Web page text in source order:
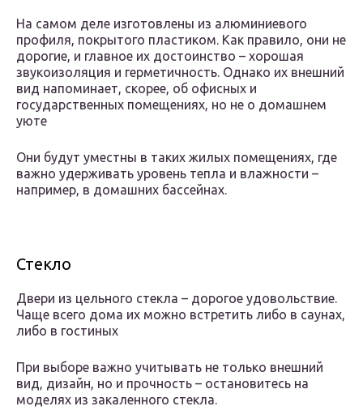
На самом деле изготовлены из алюминиевого
профиля, покрытого пластиком. Как правило, они не
дорогие, и главное их достоинство – хорошая
звукоизоляция и герметичность. Однако их внешний
вид напоминает, скорее, об офисных и
государственных помещениях, но не о домашнем
уюте
Они будут уместны в таких жилых помещениях, где
важно удерживать уровень тепла и влажности –
например, в домашних бассейнах.
Стекло
Двери из цельного стекла – дорогое удовольствие.
Чаще всего дома их можно встретить либо в саунах,
либо в гостиных
При выборе важно учитывать не только внешний
вид, дизайн, но и прочность – остановитесь на
моделях из закаленного стекла.